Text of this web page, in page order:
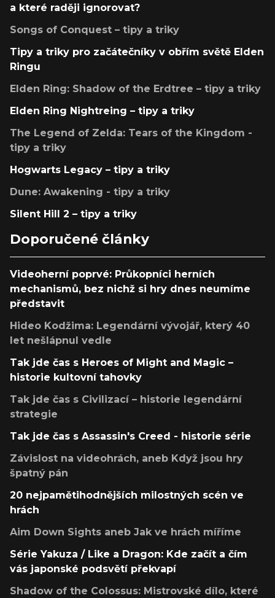
a které raději ignorovat?
Songs of Conquest – tipy a triky
Tipy a triky pro začátečníky v obřím světě Elden
Ringu
Elden Ring: Shadow of the Erdtree – tipy a triky
Elden Ring Nightreing – tipy a triky
The Legend of Zelda: Tears of the Kingdom -
tipy a triky
Hogwarts Legacy – tipy a triky
Dune: Awakening - tipy a triky
Silent Hill 2 – tipy a triky
Doporučené články
Videoherní poprvé: Průkopníci herních
mechanismů, bez nichž si hry dnes neumíme
představit
Hideo Kodžima: Legendární vývojář, který 40
let nešlápnul vedle
Tak jde čas s Heroes of Might and Magic –
historie kultovní tahovky
Tak jde čas s Civilizací – historie legendární
strategie
Tak jde čas s Assassin's Creed - historie série
Závislost na videohrách, aneb Když jsou hry
špatný pán
20 nejpamětihodnějších milostných scén ve
hrách
Aim Down Sights aneb Jak ve hrách míříme
Série Yakuza / Like a Dragon: Kde začít a čím
vás japonské podsvětí překvapí
Shadow of the Colossus: Mistrovské dílo, které